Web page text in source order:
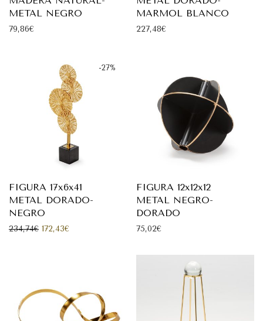
METAL NEGRO
79,86€
MARMOL BLANCO
227,48€
-27%
FIGURA 17x6x41
METAL DORADO-
NEGRO
234,74€ El precio original era: 234,74€.
172,43€El precio actual es: 172,43€.
FIGURA 12x12x12
METAL NEGRO-
DORADO
75,02€